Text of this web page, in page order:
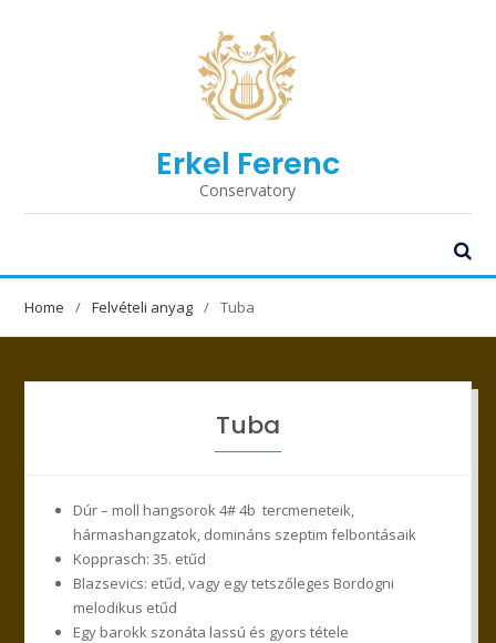
Erkel Ferenc
Conservatory
Home Felvételi anyag Tuba
Tuba
Dúr – moll hangsorok 4# 4b tercmeneteik,
hármashangzatok, domináns szeptim felbontásaik
Kopprasch: 35. etűd
Blazsevics: etűd, vagy egy tetszőleges Bordogni
melodikus etűd
Egy barokk szonáta lassú és gyors tétele